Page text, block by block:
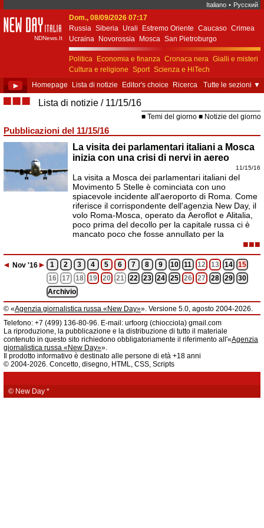
Italiano • Русский
New Day Italia
NDNews.It
Dom., 08/09/2026 07:17
Russia Siberia Urali Estremo Oriente Caucaso Crimea
Ucraina
Novorossia Mosca San Pietroburgo
Ekaterinburgo Kiev Simferopol
Sebastopoli
Politica
Economia e finanza Cronaca nera Gialli e misteri
Cultura e religione Sport Scienza e HiTech
Costume e società
Unione Europea
► Homepage Lista di notizie Editor's choice Ricerca Tutte le sezioni ▼
■■■ Lista di notizie 11/15/16
Temi del giorno Notizie del giorno
Pubblicazioni del 11/15/16
La visita dei parlamentari italiani a Mosca
inizia con una crisi di nervi in aereo
11/15/16
La visita a Mosca dei parlamentari italiani del
Movimento 5 Stelle è cominciata con uno
spiacevole incidente all'aeroporto di Roma. Come
riferisce il corrispondente dell'agenzia New Day, il
volo Roma-Mosca, operato da Aeroflot e Alitalia,
poco prima del decollo per la capitale russa ci è
mancato poco che fosse annullato per la
■■■
◄ Nov '16► 1 2 3 4 5 6 7 8 9 10 11 12 13 14
15
16
17 18 19 20 21 22 23 24 25 26 27 28 29
30
Archivio
© «Agenzia giornalistica russa «New Day»». Versione 5.0, agosto 2004-2026.
Informazioni
Agenzia giornalistica russa «New Day» registrata dal Servizio federale di
telecomunicazioni, tecnologie informatiche e mass media della Federazione
Russa. Certificato di registrazione dei mass media: EL № FS 77 - 61044 del 5
marzo 2015.
Fondatore: «New Day» S.r.l., indirizzo di redazione: 620014, città di
Ekaterinburgo, via Radišev, pal.6, scala «А», uff. 1104.
fornisce informazioni.
Telefono: +7 (499) 136-80-96. E-mail: urfoorg (chiocciola) gmail.com
La riproduzione, la pubblicazione e la distribuzione di tutto il materiale
contenuto in questo sito richiedono obbligatoriamente il riferimento all'«Agenzia
giornalistica russa «New Day»».
Il prodotto informativo è destinato alle persone di età +18 anni
© 2004-2026. Concetto, disegno, HTML, CSS, Scripts
© New Day *